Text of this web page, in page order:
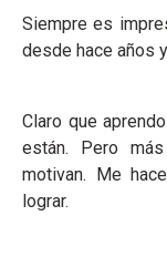
Siempre es
desde hace años
Claro que
están. Pero
motivan. Me
lograr.